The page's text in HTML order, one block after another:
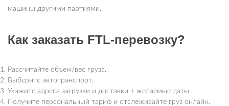
машины другими партиями.
Как заказать FTL-перевозку?
Рассчитайте объем/вес груза.
Выберите автотранспорт.
Укажите адреса загрузки и доставки + желаемые даты.
Получите персональный тариф и отслеживайте груз онлайн.